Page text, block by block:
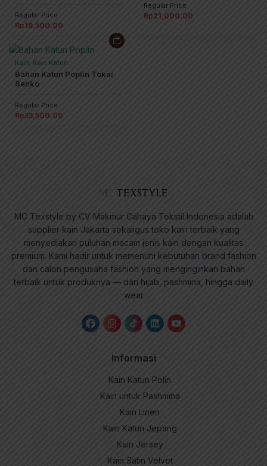
Regular Price
Rp19,500.00
Regular Price
Rp21,000.00
Kain, Kain Katun
Bahan Katun Poplin Tokai
Senko
Regular Price
Rp33,500.00
MC Texstyle by CV Makmur Cahaya Tekstil Indonesia adalah
supplier kain Jakarta sekaligus toko kain terbaik yang
menyediakan puluhan macam jenis kain dengan kualitas
premium. Kami hadir untuk memenuhi kebutuhan brand fashion
dan calon pengusaha fashion yang menginginkan bahan
terbaik untuk produknya — dari hijab, pashmina, hingga daily
wear
Informasi
Kain Katun Polin
Kain untuk Pashmina
Kain Linen
Kain Katun Jepang
Kain Jersey
Kain Satin Velvet